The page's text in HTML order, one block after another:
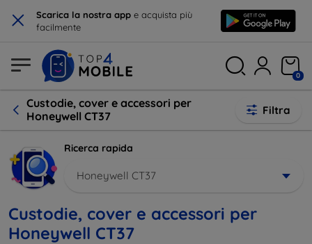
× Scarica la nostra app e acquista più
facilmente
0
Custodie, cover e accessori per
Honeywell CT37
Filtra
Ricerca rapida
Honeywell CT37
Custodie, cover e accessori per
Honeywell CT37